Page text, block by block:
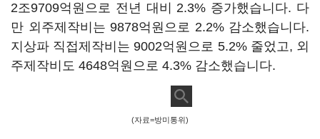
2조9709억원으로 전년 대비 2.3% 증가했습니다. 다
만 외주제작비는 9878억원으로 2.2% 감소했습니다.
지상파 직접제작비는 9002억원으로 5.2% 줄었고, 외
주제작비도 4648억원으로 4.3% 감소했습니다.
(자료=방미통위)